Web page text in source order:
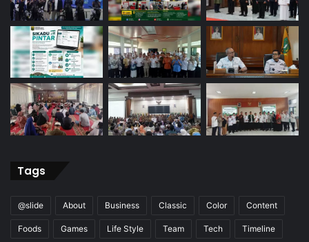
Tags
@slide About Business Classic Color Content
Foods Games Life Style Team Tech Timeline